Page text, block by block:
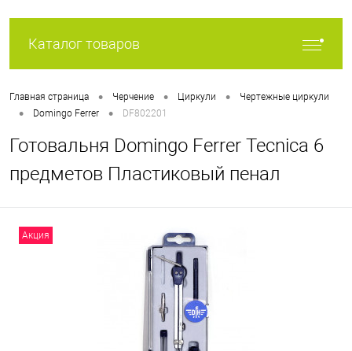
Каталог товаров
Главная страница • Черчение • Циркули • Чертежные циркули
• Domingo Ferrer • DF802201
Готовальня Domingo Ferrer Tecnica 6
предметов Пластиковый пенал
Акция